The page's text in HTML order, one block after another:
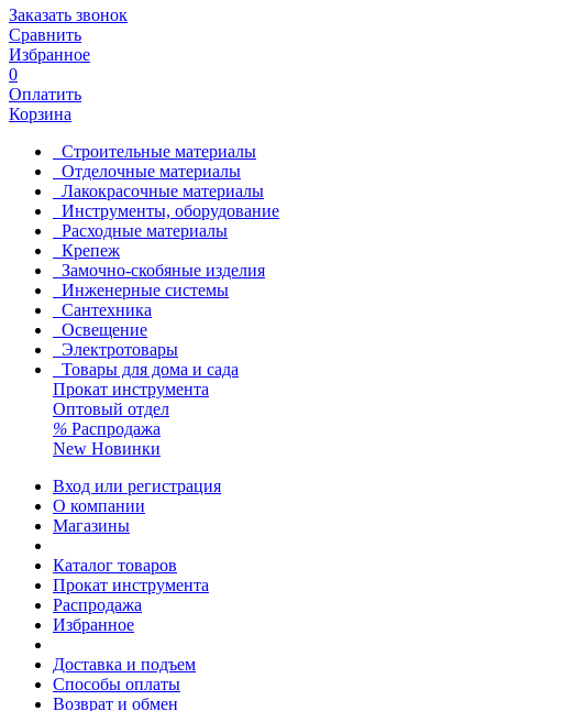
Заказать звонок
Сравнить
Избранное
0
Оплатить
Корзина
Строительные материалы
Отделочные материалы
Лакокрасочные материалы
Инструменты, оборудование
Расходные материалы
Крепеж
Замочно-скобяные изделия
Инженерные системы
Сантехника
Освещение
Электротовары
Товары для дома и сада
Прокат инструмента
Оптовый отдел
% Распродажа
New Новинки
Вход или регистрация
О компании
Магазины
Каталог товаров
Прокат инструмента
Распродажа
Избранное
Доставка и подъем
Способы оплаты
Возврат и обмен